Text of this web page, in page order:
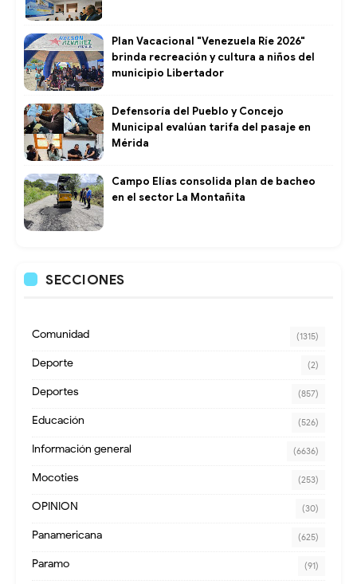
Plan Vacacional "Venezuela Ríe 2026"
brinda recreación y cultura a niños del
municipio Libertador
Defensoría del Pueblo y Concejo
Municipal evalúan tarifa del pasaje en
Mérida
Campo Elías consolida plan de bacheo
en el sector La Montañita
SECCIONES
Comunidad (1315)
Deporte (2)
Deportes (857)
Educación (526)
Información general (6636)
Mocoties (253)
OPINION (30)
Panamericana (625)
Paramo (91)